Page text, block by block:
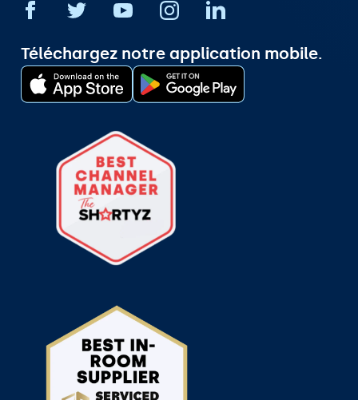
Téléchargez notre application mobile.